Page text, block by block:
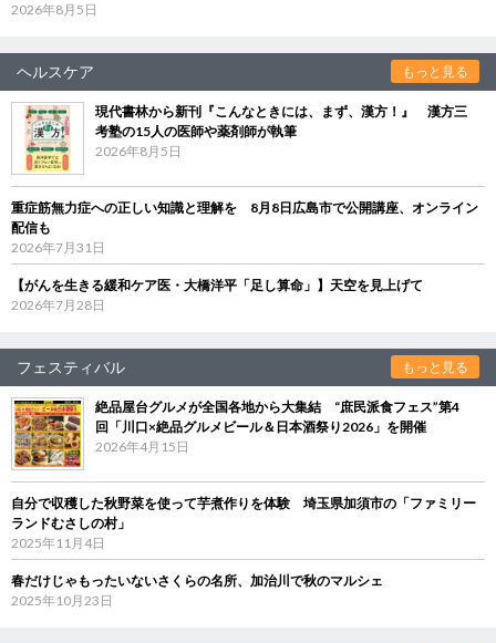
2026年8月5日
ヘルスケア もっと見る
現代書林から新刊『こんなときには、まず、漢方！』 漢方三
考塾の15人の医師や薬剤師が執筆
2026年8月5日
重症筋無力症への正しい知識と理解を 8月8日広島市で公開講座、オンライン
配信も
2026年7月31日
【がんを生きる緩和ケア医・大橋洋平「足し算命」】天空を見上げて
2026年7月28日
フェスティバル もっと見る
絶品屋台グルメが全国各地から大集結 “庶民派食フェス”第4
回「川口×絶品グルメビール＆日本酒祭り2026」を開催
2026年4月15日
自分で収穫した秋野菜を使って芋煮作りを体験 埼玉県加須市の「ファミリー
ランドむさしの村」
2025年11月4日
春だけじゃもったいないさくらの名所、加治川で秋のマルシェ
2025年10月23日